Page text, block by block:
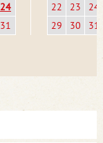
24
31
22
23
24
29
30 31